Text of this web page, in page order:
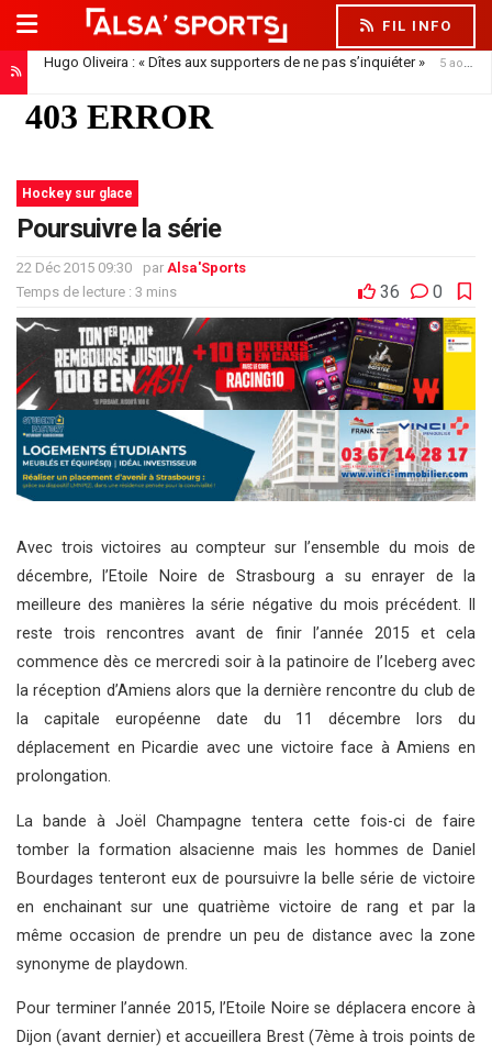
FIL INFO
Hugo Oliveira : « Dîtes aux supporters de ne pas s’inquiéter » 5 août 2026
Hockey sur glace
Poursuivre la série
22 Déc 2015 09:30 par Alsa'Sports
Temps de lecture : 3 mins
36 0
Avec trois victoires au compteur sur l’ensemble du mois de
décembre, l’Etoile Noire de Strasbourg a su enrayer de la
meilleure des manières la série négative du mois précédent. Il
reste trois rencontres avant de finir l’année 2015 et cela
commence dès ce mercredi soir à la patinoire de l’Iceberg avec
la réception d’Amiens alors que la dernière rencontre du club de
la capitale européenne date du 11 décembre lors du
déplacement en Picardie avec une victoire face à Amiens en
prolongation.
La bande à Joël Champagne tentera cette fois-ci de faire
tomber la formation alsacienne mais les hommes de Daniel
Bourdages tenteront eux de poursuivre la belle série de victoire
en enchainant sur une quatrième victoire de rang et par la
même occasion de prendre un peu de distance avec la zone
synonyme de playdown.
Pour terminer l’année 2015, l’Etoile Noire se déplacera encore à
Dijon (avant dernier) et accueillera Brest (7ème à trois points de